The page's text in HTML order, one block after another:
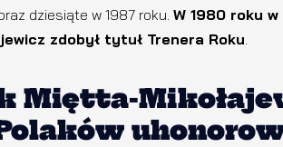
dziesiąte w 1987 roku.W 1980 roku
zdobył tytuł Trenera Roku.
Miętta-